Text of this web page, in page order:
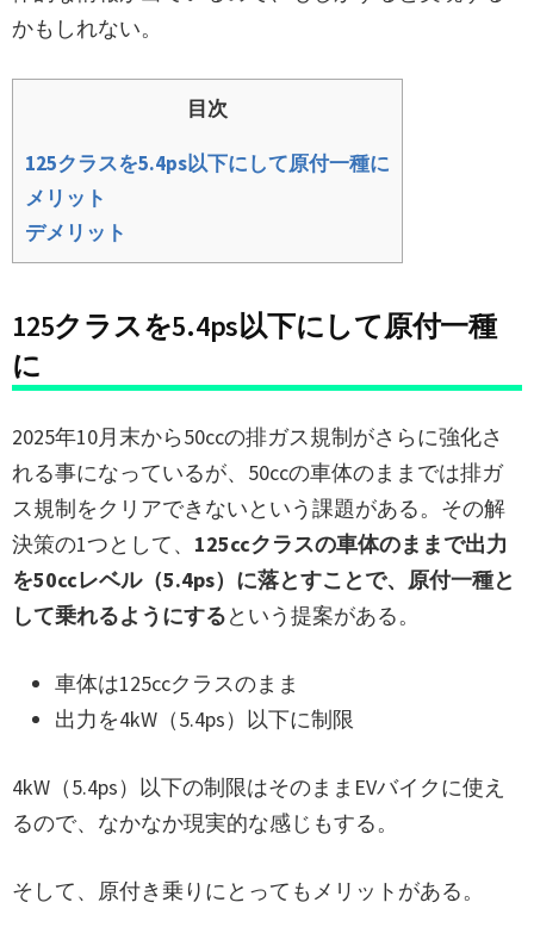
かもしれない。
目次
125クラスを5.4ps以下にして原付一種に
メリット
デメリット
125クラスを5.4ps以下にして原付一種
に
2025年10月末から50ccの排ガス規制がさらに強化さ
れる事になっているが、50ccの車体のままでは排ガ
ス規制をクリアできないという課題がある。その解
決策の1つとして、 125ccクラスの車体のままで出力
を50ccレベル（5.4ps）に落とすことで、原付一種と
して乗れるようにするという提案がある。
車体は125ccクラスのまま
出力を4kW（5.4ps）以下に制限
4kW（5.4ps）以下の制限はそのままEVバイクに使え
るので、なかなか現実的な感じもする。
そして、原付き乗りにとってもメリットがある。